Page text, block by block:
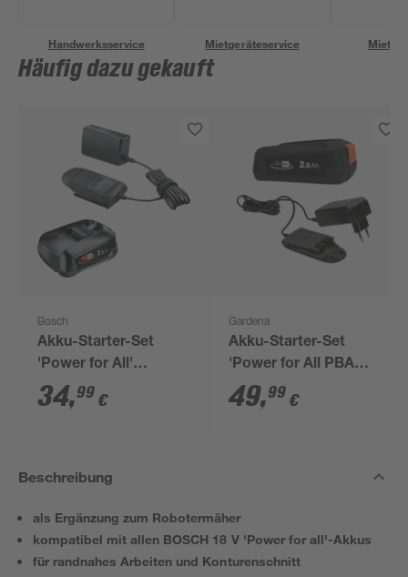
Handwerksservice Mietgeräteservice
Häufig dazu gekauft
Bosch
Akku-Starter-Set
'Power for All'
Ladegerät und Akku
18 V, 2,5 Ah
34,99 €
Gardena
Akku-Starter-Set
'Power for All PBA
18V/45' 2,5 Ah mit
Ladegerät
49,99 €
Beschreibung
als Ergänzung zum Robotermäher
kompatibel mit allen BOSCH 18 V 'Power for all'-Akkus
für randnahes Arbeiten und Konturenschnitt